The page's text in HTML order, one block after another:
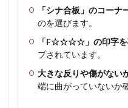
「シナ合板」のコーナ
のを選びます。
「F☆☆☆☆」の印字を
プされています。
大きな反りや傷がない
端に曲がっていないか